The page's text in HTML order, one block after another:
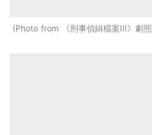
Photo from 《刑事偵緝檔案III》劇照